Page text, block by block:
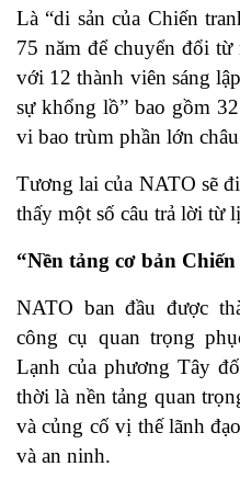
Là “di sản của Chiến
75 năm để chuyển đổi
với 12 thành viên sáng
sự khổng lồ” bao gồm
vi bao trùm phần lớn
Tương lai của NATO sẽ
thấy một số câu trả lời từ
“Nền tảng cơ bản
NATO ban đầu được
công cụ quan trọng
Lạnh của phương Tây
thời là nền tảng quan
và củng cố vị thế lãnh
và an ninh.